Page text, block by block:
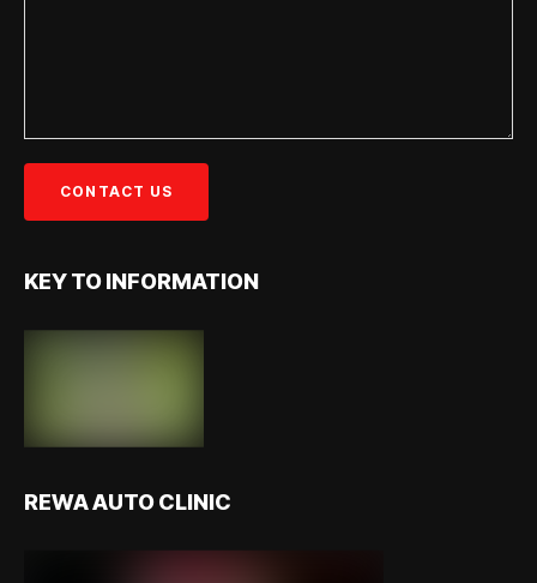
KEY TO INFORMATION
REWA AUTO CLINIC